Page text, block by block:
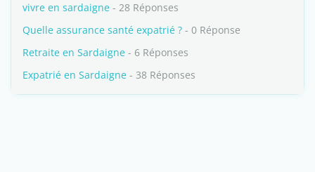
vivre en sardaigne - 28 Réponses
Quelle assurance santé expatrié ? - 0 Réponse
Retraite en Sardaigne - 6 Réponses
Expatrié en Sardaigne - 38 Réponses